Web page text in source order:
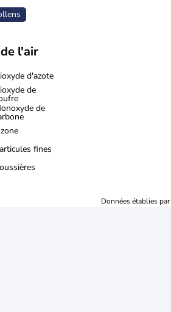
l'air
d'azote
de
de
fines
Données établies par